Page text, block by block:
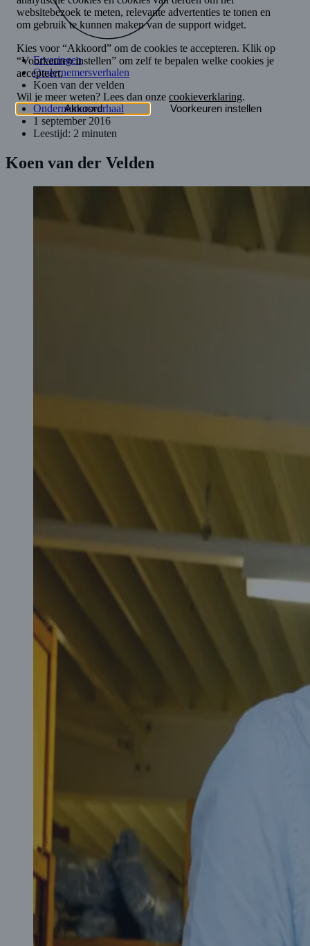
Ervaringen
Ondernemersverhalen
Koen van der velden
Ondernemersverhaal
1 september 2016
Leestijd: 2 minuten
Koen van der Velden